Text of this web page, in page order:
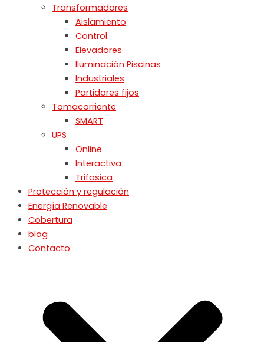
Transformadores
Aislamiento
Control
Elevadores
Iluminación Piscinas
Industriales
Partidores fijos
Tomacorriente
SMART
UPS
Online
Interactiva
Trifasica
Protección y regulación
Energía Renovable
Cobertura
blog
Contacto